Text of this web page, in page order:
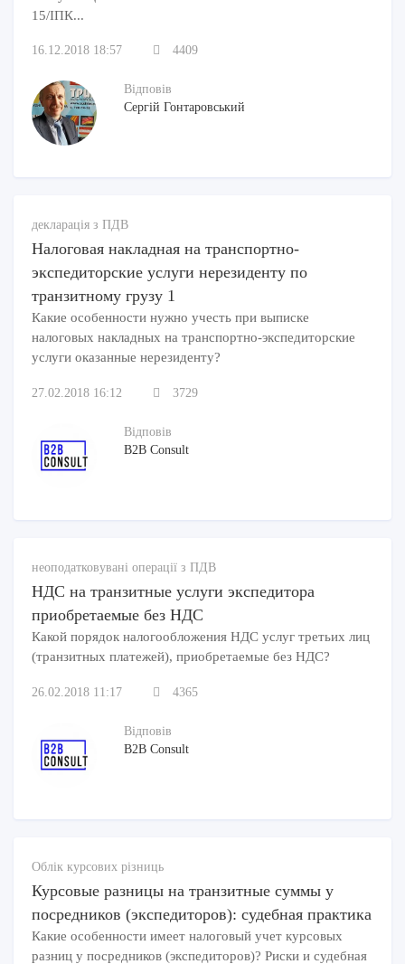
15/ІПК...
16.12.2018 18:57 4409
Відповів
Сергій Гонтаровський
декларація з ПДВ
Налоговая накладная на транспортно-
экспедиторские услуги нерезиденту по
транзитному грузу 1
Какие особенности нужно учесть при выписке
налоговых накладных на транспортно-экспедиторские
услуги оказанные нерезиденту?
27.02.2018 16:12 3729
Відповів
B2B Consult
неоподатковувані операції з ПДВ
НДС на транзитные услуги экспедитора
приобретаемые без НДС
Какой порядок налогообложения НДС услуг третьих лиц
(транзитных платежей), приобретаемые без НДС?
26.02.2018 11:17 4365
Відповів
B2B Consult
Облік курсових різниць
Курсовые разницы на транзитные суммы у
посредников (экспедиторов): судебная практика
Какие особенности имеет налоговый учет курсовых
разниц у посредников (экспедиторов)? Риски и судебная